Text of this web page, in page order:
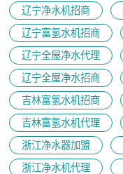
辽宁净水机招商
辽宁富氢水机招商
辽宁全屋净水代理
辽宁全屋净水招商
吉林富氢水机招商
吉林富氢水机代理
浙江净水器加盟
浙江净水机代理